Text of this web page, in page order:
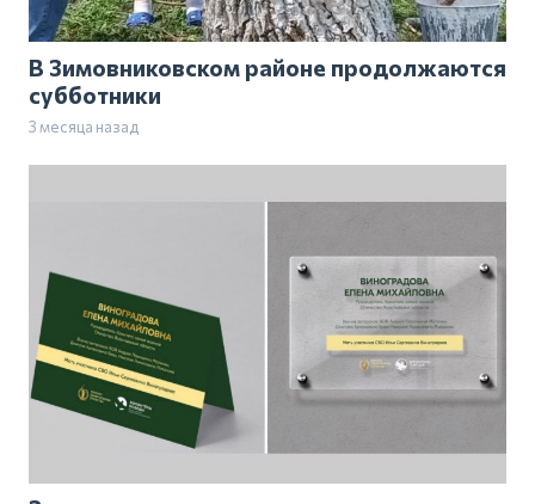
В Зимовниковском районе продолжаются
субботники
3 месяца назад